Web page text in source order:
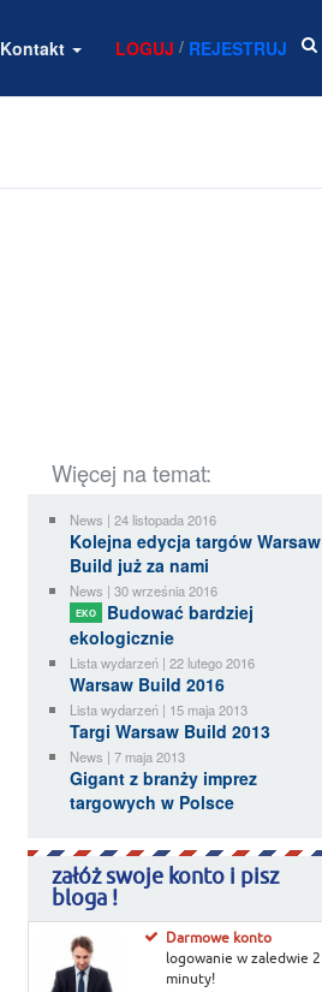
Kontakt LOGUJ / REJESTRUJ
Więcej na temat:
News | 24 listopada 2016
Kolejna edycja targów Warsaw
Build już za nami
News | 30 września 2016
EKO
Budować bardziej
ekologicznie
Lista wydarzeń | 22 lutego 2016
Warsaw Build 2016
Lista wydarzeń | 15 maja 2013
Targi Warsaw Build 2013
News | 7 maja 2013
Gigant z branży imprez
targowych w Polsce
załóż swoje konto i pisz
bloga !
Darmowe konto
logowanie w zaledwie 2
minuty!